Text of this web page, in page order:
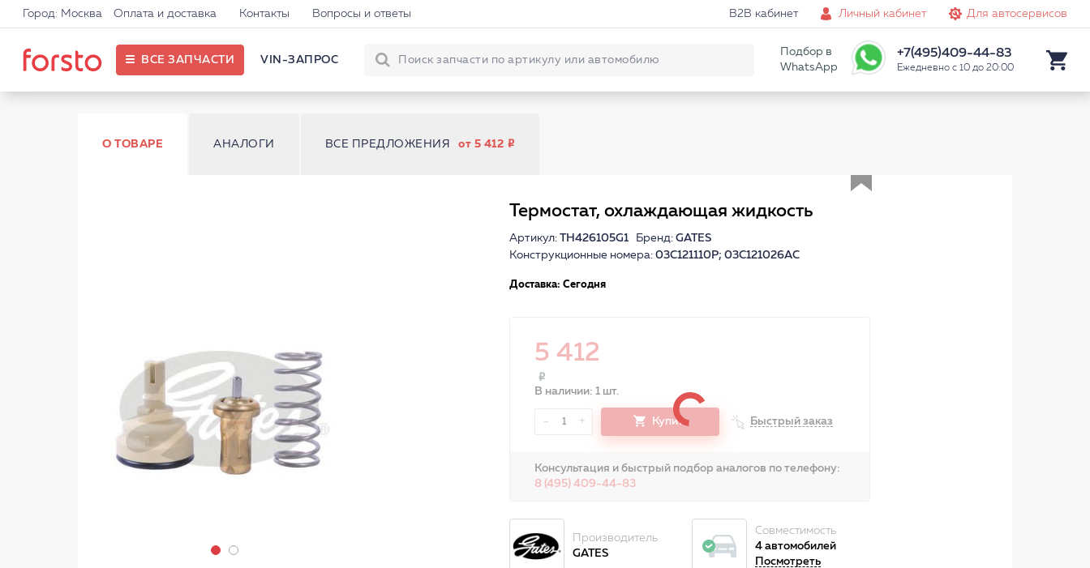
Город: Москва Оплата и доставка Контакты Вопросы и ответы B2B кабинет Личный кабинет Для автосервисов
ВСЕ ЗАПЧАСТИ VIN-ЗАПРОС
Подбор в
WhatsApp
+7(495)409-44-83
Ежедневно с 10 до 20:00
О ТОВАРЕ АНАЛОГИ ВСЕ ПРЕДЛОЖЕНИЯ от 5 412
Термостат, охлаждающая жидкость
Артикул: TH426105G1 Бренд: GATES
Конструкционные номера: 03C121110P; 03C121026AC
Доставка: Сегодня
5 412
В наличии: 1 шт.
- 1 + Купить Быстрый заказ
Консультация и быстрый подбор аналогов по телефону:
8 (495) 409-44-83
Производитель
GATES
Совместимость
4 автомобилей
Посмотреть